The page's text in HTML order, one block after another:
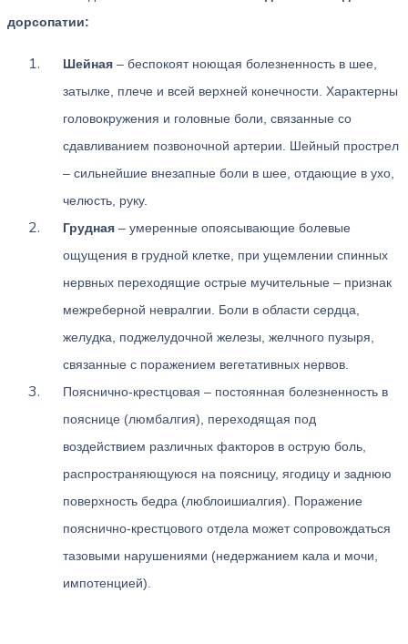
дорсопатии:
Шейная – беспокоят ноющая болезненность в шее,
затылке, плече и всей верхней конечности. Характерны
головокружения и головные боли, связанные со
сдавливанием позвоночной артерии. Шейный прострел
– сильнейшие внезапные боли в шее, отдающие в ухо,
челюсть, руку.
Грудная – умеренные опоясывающие болевые
ощущения в грудной клетке, при ущемлении спинных
нервных переходящие острые мучительные – признак
межреберной невралгии. Боли в области сердца,
желудка, поджелудочной железы, желчного пузыря,
связанные с поражением вегетативных нервов.
Пояснично-крестцовая – постоянная болезненность в
пояснице (люмбалгия), переходящая под
воздействием различных факторов в острую боль,
распространяющуюся на поясницу, ягодицу и заднюю
поверхность бедра (люблоишиалгия). Поражение
пояснично-крестцового отдела может сопровождаться
тазовыми нарушениями (недержанием кала и мочи,
импотенцией).